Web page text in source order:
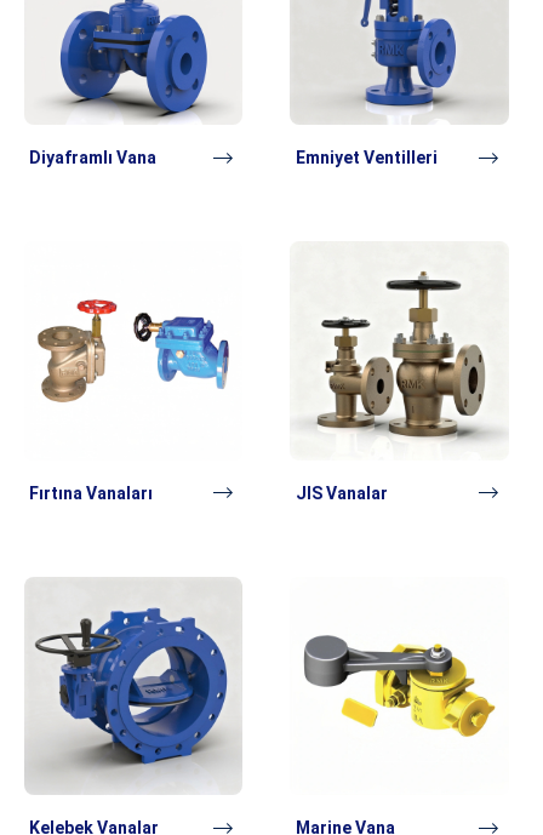
Diyaframlı Vana Emniyet Ventilleri
Fırtına Vanaları JIS Vanalar
Kelebek Vanalar Marine Vana